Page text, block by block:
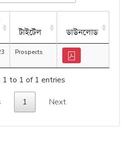
টাইটেল ডাউনলোড
Prospects
1 to 1 of 1 entries
1 Next